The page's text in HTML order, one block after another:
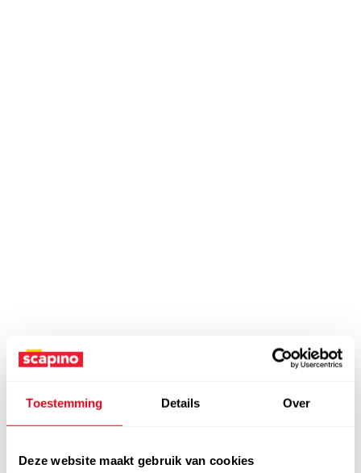
Toestemming Details Over
Deze website maakt gebruik van cookies